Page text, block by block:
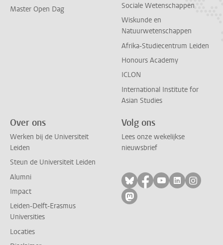
Master Open Dag
Sociale Wetenschappen
Wiskunde en
Natuurwetenschappen
Afrika-Studiecentrum Leiden
Honours Academy
ICLON
International Institute for
Asian Studies
Over ons
Werken bij de Universiteit
Leiden
Steun de Universiteit Leiden
Alumni
Impact
Leiden-Delft-Erasmus
Universities
Locaties
Volg ons
Lees onze wekelijkse
nieuwsbrief
Volg ons op bluesky
Volg ons op
Volg ons op
Volg ons
Volg
Volg ons op mastodon